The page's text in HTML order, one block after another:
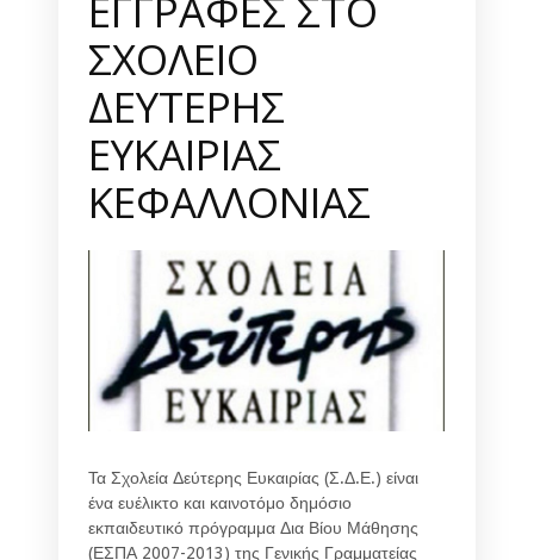
ΣΧΟΛΕΙΟ
ΔΕΥΤΕΡΗΣ
ΕΥΚΑΙΡΙΑΣ
ΚΕΦΑΛΛΟΝΙΑΣ
Τα Σχολεία Δεύτερης Ευκαιρίας (Σ.Δ.Ε.) είναι
ένα ευέλικτο και καινοτόμο δημόσιο
εκπαιδευτικό πρόγραμμα Δια Βίου Μάθησης
(ΕΣΠΑ 2007-2013) της Γενικής Γραμματείας